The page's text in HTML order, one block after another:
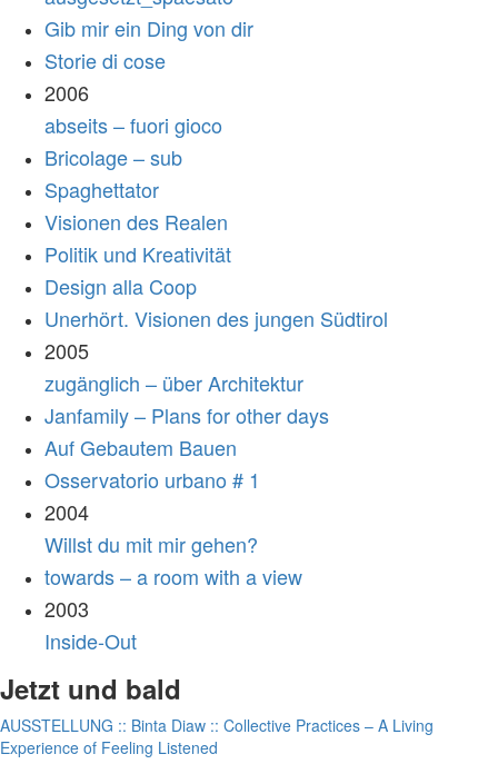
Gib mir ein Ding von dir
Storie di cose
2006
abseits – fuori gioco
Bricolage – sub
Spaghettator
Visionen des Realen
Politik und Kreativität
Design alla Coop
Unerhört. Visionen des jungen Südtirol
2005
zugänglich – über Architektur
Janfamily – Plans for other days
Auf Gebautem Bauen
Osservatorio urbano # 1
2004
Willst du mit mir gehen?
towards – a room with a view
2003
Inside-Out
Jetzt und bald
AUSSTELLUNG :: Binta Diaw :: Collective Practices – A Living
Experience of Feeling Listened